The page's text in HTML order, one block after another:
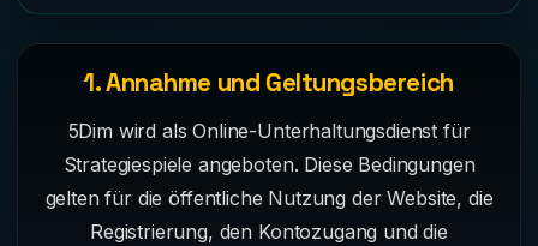
1. Annahme und Geltungsbereich
5Dim wird als Online-Unterhaltungsdienst für
Strategiespiele angeboten. Diese Bedingungen
gelten für die öffentliche Nutzung der Website, die
Registrierung, den Kontozugang und die